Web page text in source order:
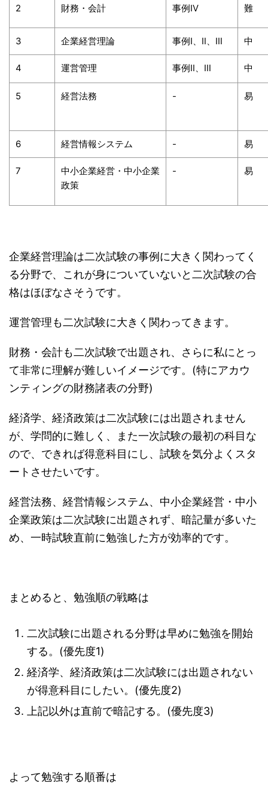
2 財務・会計 事例Ⅳ 難
3 企業経営理論 事例Ⅰ、Ⅱ、Ⅲ 中
4 運営管理 事例Ⅱ、Ⅲ 中
5 経営法務 - 易
6 経営情報システム - 易
7
中小企業経営・中小企業
政策
- 易
企業経営理論は二次試験の事例に大きく関わってく
る分野で、これが身についていないと二次試験の合
格はほぼなさそうです。
運営管理も二次試験に大きく関わってきます。
財務・会計も二次試験で出題され、さらに私にとっ
て非常に理解が難しいイメージです。(特にアカウ
ンティングの財務諸表の分野)
経済学、経済政策は二次試験には出題されません
が、学問的に難しく、また一次試験の最初の科目な
ので、できれば得意科目にし、試験を気分よくスタ
ートさせたいです。
経営法務、経営情報システム、中小企業経営・中小
企業政策は二次試験に出題されず、暗記量が多いた
め、一時試験直前に勉強した方が効率的です。
まとめると、勉強順の戦略は
二次試験に出題される分野は早めに勉強を開始
する。(優先度1)
経済学、経済政策は二次試験には出題されない
が得意科目にしたい。(優先度2)
上記以外は直前で暗記する。(優先度3)
よって勉強する順番は